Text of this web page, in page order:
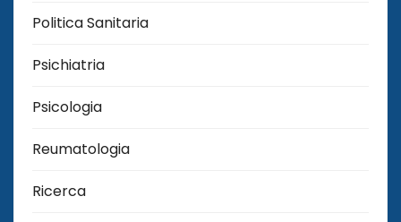
Politica Sanitaria
Psichiatria
Psicologia
Reumatologia
Ricerca